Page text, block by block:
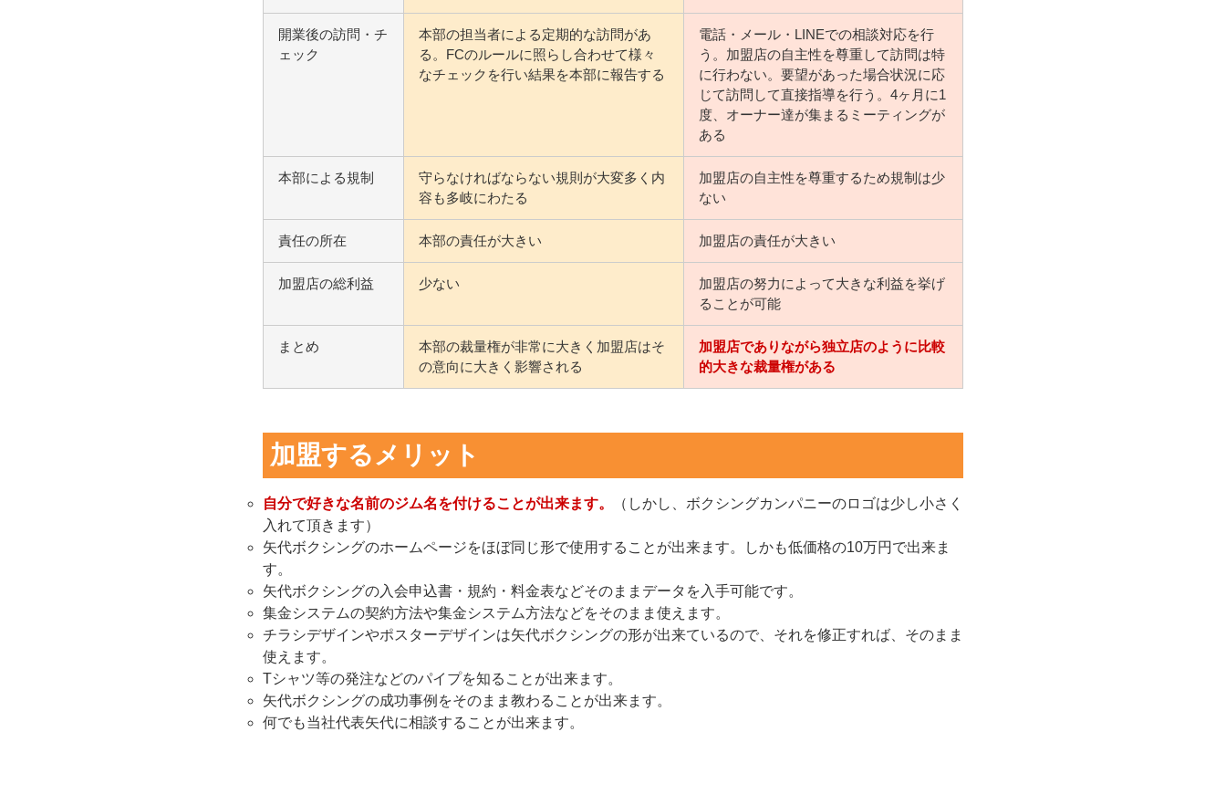
開業後の訪問・チ
ェック
本部の担当者による定期的な訪問があ
る。FCのルールに照らし合わせて様々
なチェックを行い結果を本部に報告する
電話・メール・LINEでの相談対応を行
う。加盟店の自主性を尊重して訪問は特
に行わない。要望があった場合状況に応
じて訪問して直接指導を行う。4ヶ月に1
度、オーナー達が集まるミーティングが
ある
本部による規制
守らなければならない規則が大変多く内
容も多岐にわたる
加盟店の自主性を尊重するため規制は少
ない
責任の所在 本部の責任が大きい 加盟店の責任が大きい
加盟店の総利益 少ない
加盟店の努力によって大きな利益を挙げ
ることが可能
まとめ
本部の裁量権が非常に大きく加盟店はそ
の意向に大きく影響される
加盟店でありながら独立店のように比較
的大きな裁量権がある
加盟するメリット
自分で好きな名前のジム名を付けることが出来ます。
（しかし、ボクシングカンパニーのロゴは少し小さく
入れて頂きます）
矢代ボクシングのホームページをほぼ同じ形で使用することが出来ます。しかも低価格の10万円で出来ま
す。
矢代ボクシングの入会申込書・規約・料金表などそのままデータを入手可能です。
集金システムの契約方法や集金システム方法などをそのまま使えます。
チラシデザインやポスターデザインは矢代ボクシングの形が出来ているので、それを修正すれば、そのまま
使えます。
Tシャツ等の発注などのパイプを知ることが出来ます。
矢代ボクシングの成功事例をそのまま教わることが出来ます。
何でも当社代表矢代に相談することが出来ます。